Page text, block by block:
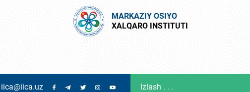
MARKAZIY OSIYO
XALQARO INSTITUTI
iica@iica.uz